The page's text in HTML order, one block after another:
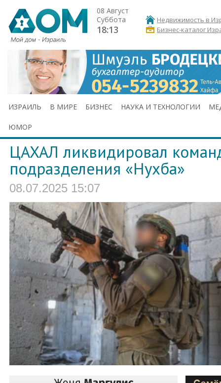
08 Август
Суббота
18:13
Недвижимость в
Бизнес-каталог
ИЗРАИЛЬ В МИРЕ БИЗНЕС НАУКА И ТЕХНОЛОГИИ
ЮМОР
ЦАХАЛ ликвидировал
подразделения «Нухба»
08.07.2025 15:07